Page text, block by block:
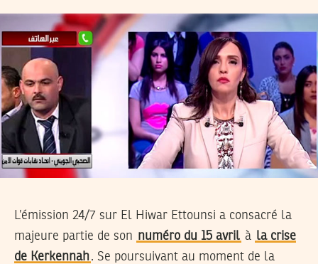
L’émission 24/7 sur El Hiwar Ettounsi a consacré la
majeure partie de son numéro du 15 avril à la crise
de Kerkennah. Se poursuivant au moment de la